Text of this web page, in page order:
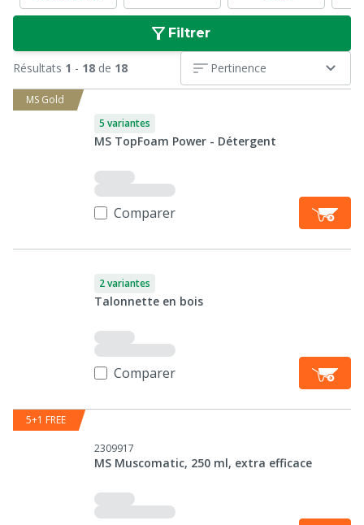
Filtrer
Résultats 1 - 18 de 18 Pertinence
MS Gold
5 variantes
MS TopFoam Power - Détergent
Comparer
2 variantes
Talonnette en bois
Comparer
5+1 FREE
2309917
MS Muscomatic, 250 ml, extra efficace